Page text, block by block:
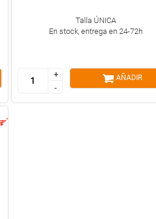
Talla ÚNICA
En stock, entrega en 24-72h
+
-
+
-
AÑADIR